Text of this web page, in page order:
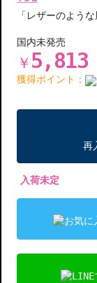
「レザーのような
国内未発売
￥ 5,813
獲得ポイント：
再
入荷未定